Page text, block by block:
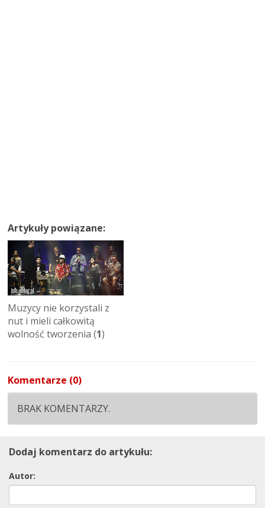
Artykuły powiązane:
Muzycy nie korzystali z
nut i mieli całkowitą
wolność tworzenia (1)
Komentarze (0)
BRAK KOMENTARZY.
Dodaj komentarz do artykułu:
Autor: